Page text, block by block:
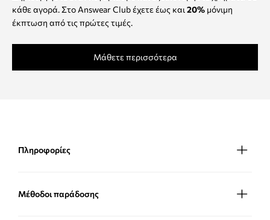
κάθε αγορά. Στο Answear Club έχετε έως και 20% μόνιμη
έκπτωση από τις πρώτες τιμές.
Μάθετε περισσότερα
Πληροφορίες
Μέθοδοι παράδοσης